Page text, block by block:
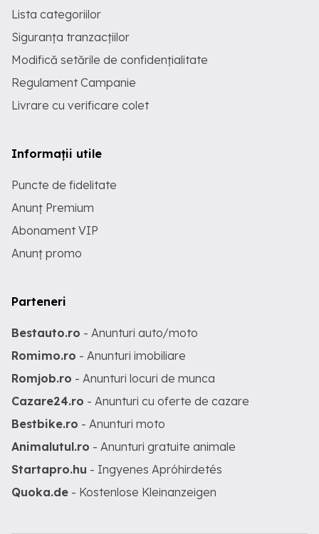
Lista categoriilor
Siguranța tranzacțiilor
Modifică setările de confidențialitate
Regulament Campanie
Livrare cu verificare colet
Informații utile
Puncte de fidelitate
Anunț Premium
Abonament VIP
Anunț promo
Parteneri
Bestauto.ro - Anunturi auto/moto
Romimo.ro - Anunturi imobiliare
Romjob.ro - Anunturi locuri de munca
Cazare24.ro - Anunturi cu oferte de cazare
Bestbike.ro - Anunturi moto
Animalutul.ro - Anunturi gratuite animale
Startapro.hu - Ingyenes Apróhirdetés
Quoka.de - Kostenlose Kleinanzeigen